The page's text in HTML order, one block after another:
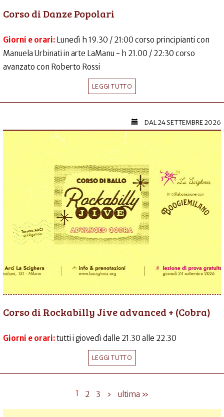
Corso di Danze Popolari
Giorni e orari: Lunedì h 19.30 / 21:00 corso principianti con
Manuela Urbinati in arte LaManu - h 21.00 / 22:30 corso
avanzato con Roberto Rossi
LEGGI TUTTO
DAL24 SETTEMBRE 2026
Corso di Rockabilly Jive advanced + (Cobra)
Giorni e orari:tutti i giovedì dalle 21.30 alle 22.30
LEGGI TUTTO
1 2 3 › ultima »